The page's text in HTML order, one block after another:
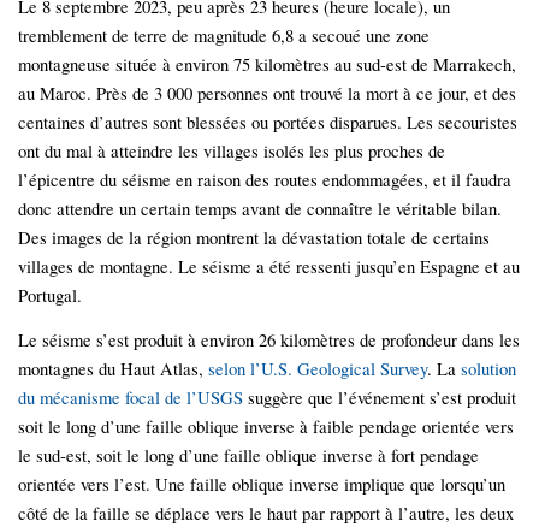
Le 8 septembre 2023, peu après 23 heures (heure locale), un
tremblement de terre de magnitude 6,8 a secoué une zone
montagneuse située à environ 75 kilomètres au sud-est de Marrakech,
au Maroc. Près de 3 000 personnes ont trouvé la mort à ce jour, et des
centaines d’autres sont blessées ou portées disparues. Les secouristes
ont du mal à atteindre les villages isolés les plus proches de
l’épicentre du séisme en raison des routes endommagées, et il faudra
donc attendre un certain temps avant de connaître le véritable bilan.
Des images de la région montrent la dévastation totale de certains
villages de montagne. Le séisme a été ressenti jusqu’en Espagne et au
Portugal.
Le séisme s’est produit à environ 26 kilomètres de profondeur dans les
montagnes du Haut Atlas, selon l’U.S. Geological Survey. La solution
du mécanisme focal de l’USGS suggère que l’événement s’est produit
soit le long d’une faille oblique inverse à faible pendage orientée vers
le sud-est, soit le long d’une faille oblique inverse à fort pendage
orientée vers l’est​. Une faille oblique inverse implique que lorsqu’un
côté de la faille se déplace vers le haut par rapport à l’autre, les deux